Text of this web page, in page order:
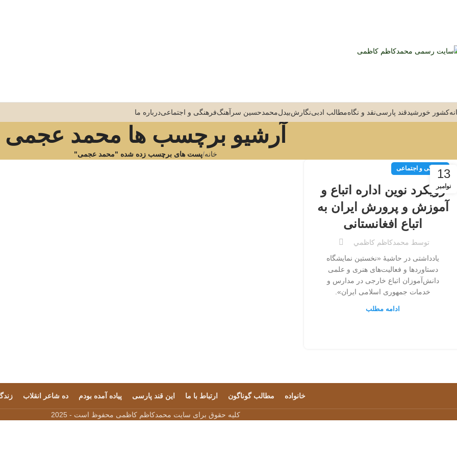
کشور خورشیدقند پارسینقد و نگاهمطالب ادبینگارشبیدلمحمدحسین سرآهنگفرهنگی و اجتماعیدرباره ما
آرشیو برچسب ها محمد عجمی
خانه پست های برچسب زده شده "محمد عجمی"
13
نوامبر
فرهنگی و اجتماعی
رویکرد نوین اداره اتباع و
آموزش و پرورش ایران به
اتباع افغانستانی
توسط محمدكاظم كاظمي
یادداشتی در حاشیۀ «نخستین نمایشگاه
دستاوردها و فعالیت‌های هنری و علمی
دانش‌آموزان اتباع خارجی در مدارس و
خدمات جمهوری اسلامی ایران».
ادامه مطلب
خانواده مطالب گوناگون ارتباط با ما این قند پارسی پیاده آمده بودم ده شاعر انقلاب
کلیه حقوق برای سایت محمدکاظم کاظمی محفوظ است - 2025